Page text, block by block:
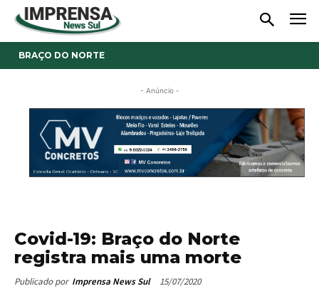
BRAÇO DO NORTE
- Anúncio -
Covid-19: Braço do Norte
registra mais uma morte
Publicado por Imprensa News Sul 15/07/2020